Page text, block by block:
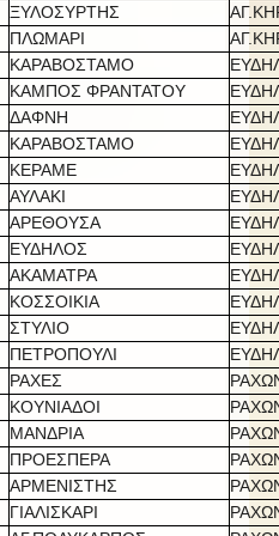
ΞΥΛΟΣΥΡΤΗΣ
ΠΛΩΜΑΡΙ
ΚΑΡΑΒΟΣΤΑΜΟ
ΚΑΜΠΟΣ ΦΡΑΝΤΑΤΟΥ
ΔΑΦΝΗ
ΚΑΡΑΒΟΣΤΑΜΟ
ΚΕΡΑΜΕ
ΑΥΛΑΚΙ
ΑΡΕΘΟΥΣΑ
ΕΥΔΗΛΟΣ
ΑΚΑΜΑΤΡΑ
ΚΟΣΣΟΙΚΙΑ
ΣΤΥΛΙΟ
ΠΕΤΡΟΠΟΥΛΙ
ΡΑΧΕΣ
ΚΟΥΝΙΑΔΟΙ
ΜΑΝΔΡΙΑ
ΠΡΟΕΣΠΕΡΑ
ΑΡΜΕΝΙΣΤΗΣ
ΓΙΑΛΙΣΚΑΡΙ